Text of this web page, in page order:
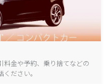
料金や予約、乗り捨てなどの
ださい。